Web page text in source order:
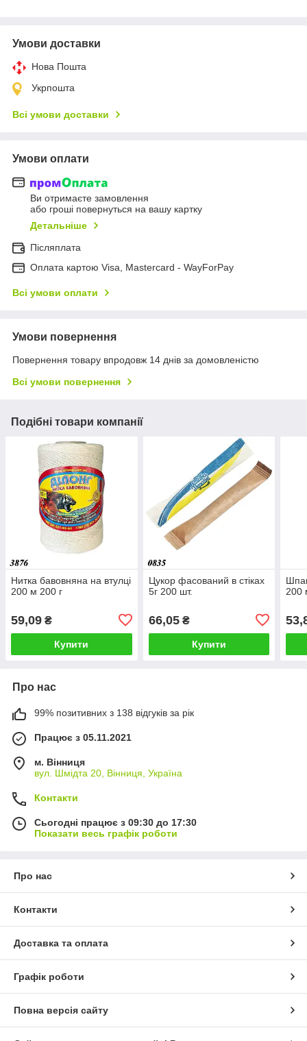
Умови доставки
Нова Пошта
Укрпошта
Всі умови доставки
Умови оплати
Ви отримаєте замовлення
або гроші повернуться на вашу картку
Детальніше
Післяплата
Оплата картою Visa, Mastercard - WayForPay
Всі умови оплати
Умови повернення
Повернення товару впродовж 14 днів за домовленістю
Всі умови повернення
Подібні товари компанії
Нитка бавовняна на втулці
200 м 200 г
59,09 ₴
Купити
Цукор фасований в стіках
5г 200 шт.
66,05₴
Купити
200
Про нас
99% позитивних з 138 відгуків за рік
Працює з 05.11.2021
м. Вінниця
вул. Шмідта 20, Вінниця, Україна
Контакти
Сьогодні працює з 09:30 до 17:30
Показати весь графік роботи
Про нас
Контакти
Доставка та оплата
Графік роботи
Повна версія сайту